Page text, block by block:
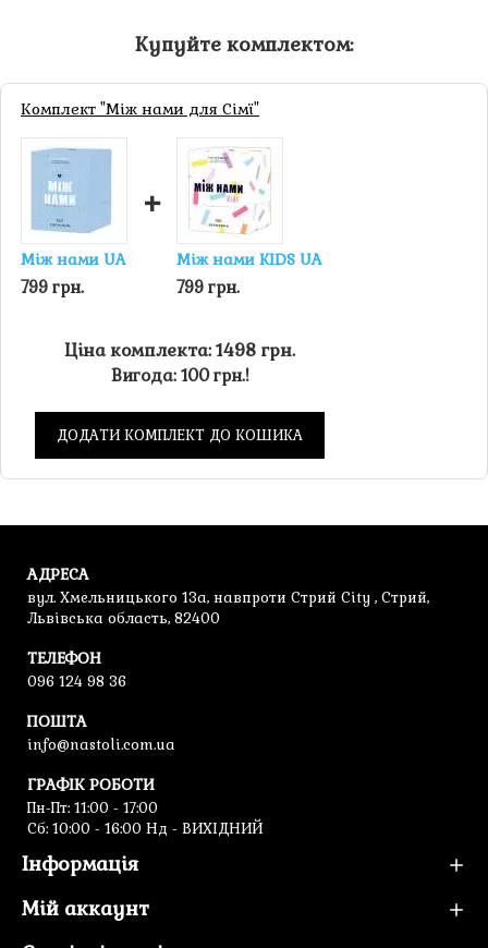
Купуйте комплектом:
Комплект "Між нами для Сімї"
Між нами UA
799 грн.
+
Між нами KIDS UA
799 грн.
Ціна комплекта: 1498 грн.
Вигода: 100 грн.!
ДОДАТИ КОМПЛЕКТ ДО КОШИКА
АДРЕСА
вул. Хмельницького 13а, навпроти Стрий City , Стрий,
Львівська область, 82400
ТЕЛЕФОН
096 124 98 36
ПОШТА
info@nastoli.com.ua
ГРАФІК РОБОТИ
Пн-Пт: 11:00 - 17:00
Cб: 10:00 - 16:00 Нд - ВИХІДНИЙ
Інформація
Мій аккаунт